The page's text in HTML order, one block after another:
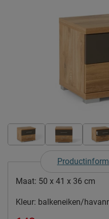
Maat: 50 x 41 x 36 cm
Kleur: balkeneiken/